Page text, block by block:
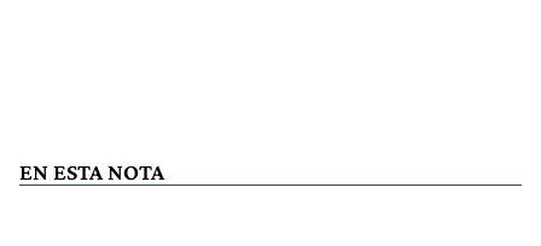
EN ESTA NOTA